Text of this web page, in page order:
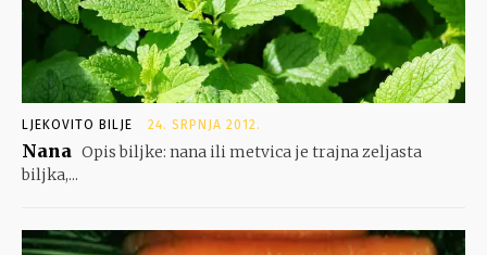
LJEKOVITO BILJE 24. SRPNJA 2012.
Nana Opis biljke: nana ili metvica je trajna zeljasta
biljka,...